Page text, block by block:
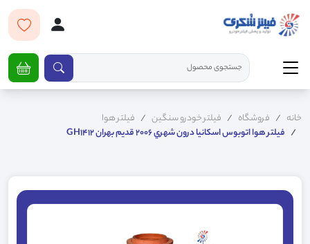
خانه فروشگاه فیلتر خودرو سنگین
فیلتر هوا
فيلتر هوا اتوبوس اسکانيا درون شهري 2006 قديم بهران GH1412